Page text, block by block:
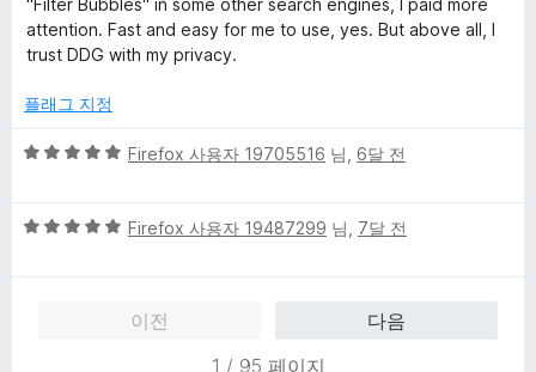
점
에
점
"Filter Bubbles" in some other search engines, I paid more
attention. Fast and easy for me to use, yes. But above all, I
trust DDG with my privacy.
플래그 지정
5
점
Firefox 사용자 19705516 님, 6달 전
5
Firefox 사용자 19487299 님, 7달 전
이전
다음
1 / 95 페이지